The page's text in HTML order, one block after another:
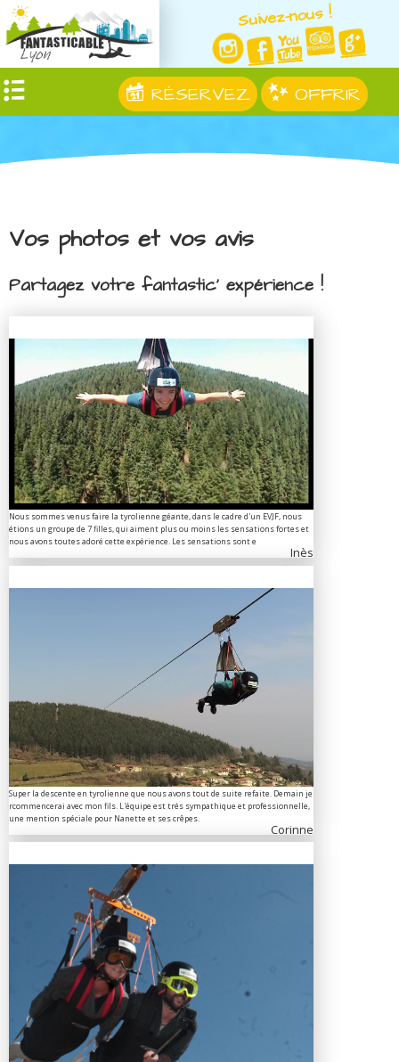
Suivez-nous !
RÉSERVEZ OFFRIR
Vos photos et vos avis
Partagez votre fantastic' expérience !
Nous sommes venus faire la tyrolienne géante, dans le cadre d'un EVJF, nous
étions un groupe de 7 filles, qui aiment plus ou moins les sensations fortes et
nous avons toutes adoré cette expérience. Les sensations sont e
Inès
Super la descente en tyrolienne que nous avons tout de suite refaite. Demain je
rcommencerai avec mon fils. L'équipe est trés sympathique et professionnelle,
une mention spéciale pour Nanette et ses crêpes.
Corinne